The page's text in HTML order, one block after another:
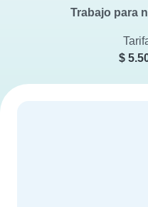
Trabajo para
$